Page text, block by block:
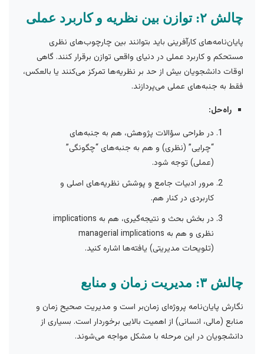
چالش ۲: توازن بین نظریه و کاربرد عملی
پایان‌نامه‌های کارآفرینی باید بتوانند بین چارچوب‌های نظری
مستحکم و کاربرد عملی در دنیای واقعی توازن برقرار کنند. گاهی
اوقات دانشجویان بیش از حد بر نظریه‌ها تمرکز می‌کنند یا بالعکس،
فقط به جنبه‌های عملی می‌پردازند.
راه‌حل:
در طراحی سؤالات پژوهش، هم به جنبه‌های
“چرایی” (نظری) و هم به جنبه‌های “چگونگی”
(عملی) توجه شود.
مرور ادبیات جامع و پوشش نظریه‌های اصلی و
کاربردی در کنار هم.
در بخش بحث و نتیجه‌گیری، هم به implications
نظری و هم به managerial implications
(تلویحات مدیریتی) یافته‌ها اشاره کنید.
چالش ۳: مدیریت زمان و منابع
نگارش پایان‌نامه پروژه‌ای زمان‌بر است و مدیریت صحیح زمان و
منابع (مالی، انسانی) از اهمیت بالایی برخوردار است. بسیاری از
دانشجویان در این مرحله با مشکل مواجه می‌شوند.